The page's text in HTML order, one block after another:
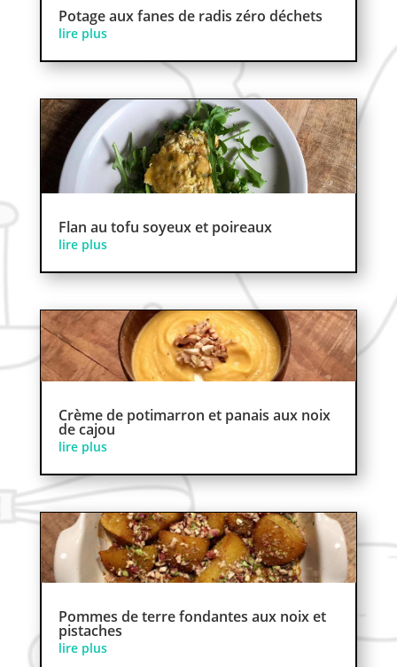
Potage aux fanes de radis zéro déchets
lire plus
Flan au tofu soyeux et poireaux
lire plus
Crème de potimarron et panais aux noix
de cajou
lire plus
Pommes de terre fondantes aux noix et
pistaches
lire plus